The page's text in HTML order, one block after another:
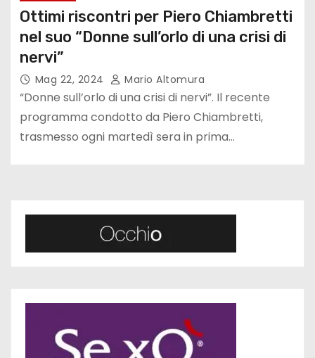
Ottimi riscontri per Piero Chiambretti
nel suo “Donne sull’orlo di una crisi di
nervi”
Mag 22, 2024 Mario Altomura
“Donne sull’orlo di una crisi di nervi”. Il recente
programma condotto da Piero Chiambretti,
trasmesso ogni martedì sera in prima…